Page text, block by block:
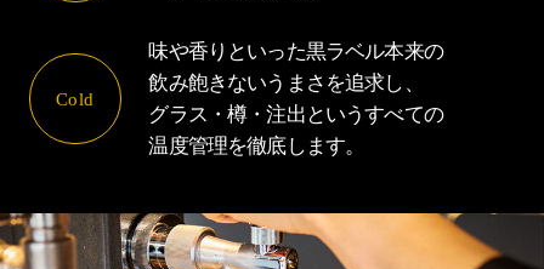
Cold
味や香りといった黒ラベル本来の
飲み飽きないうまさを追求し、
グラス・樽・注出というすべての
温度管理を徹底します。